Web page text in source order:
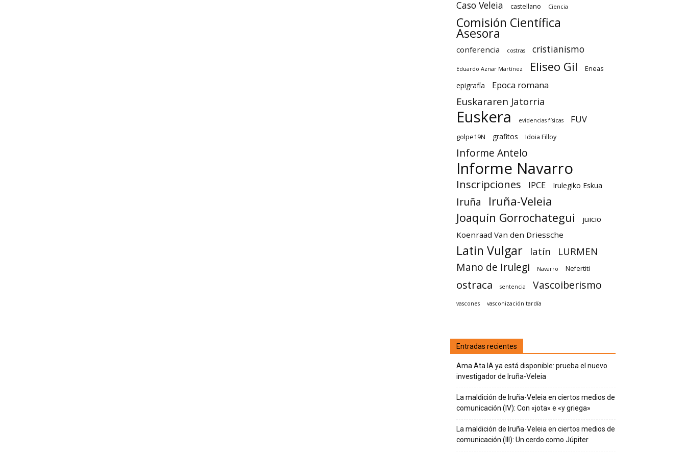
Caso Veleia castellano Ciencia
Comisión Científica
Asesora
conferencia costras cristianismo
Eduardo Aznar Martínez Eliseo Gil Eneas
epigrafía Epoca romana
Euskararen Jatorria
Euskera evidencias físicas FUV
golpe19N grafitos Idoia Filloy
Informe Antelo
Informe Navarro
Inscripciones IPCE Irulegiko Eskua
Iruña Iruña-Veleia
Joaquín Gorrochategui
juicio
Koenraad Van den Driessche
Latin Vulgar latín LURMEN
Mano de Irulegi Navarro Nefertiti
ostraca sentencia Vascoiberismo
vascones vasconización tardía
Entradas recientes
Ama Ata IA ya está disponible: prueba el nuevo
investigador de Iruña-Veleia
La maldición de Iruña-Veleia en ciertos medios de
comunicación (IV): Con «jota» e «y griega»
La maldición de Iruña-Veleia en ciertos medios de
comunicación (III): Un cerdo como Júpiter